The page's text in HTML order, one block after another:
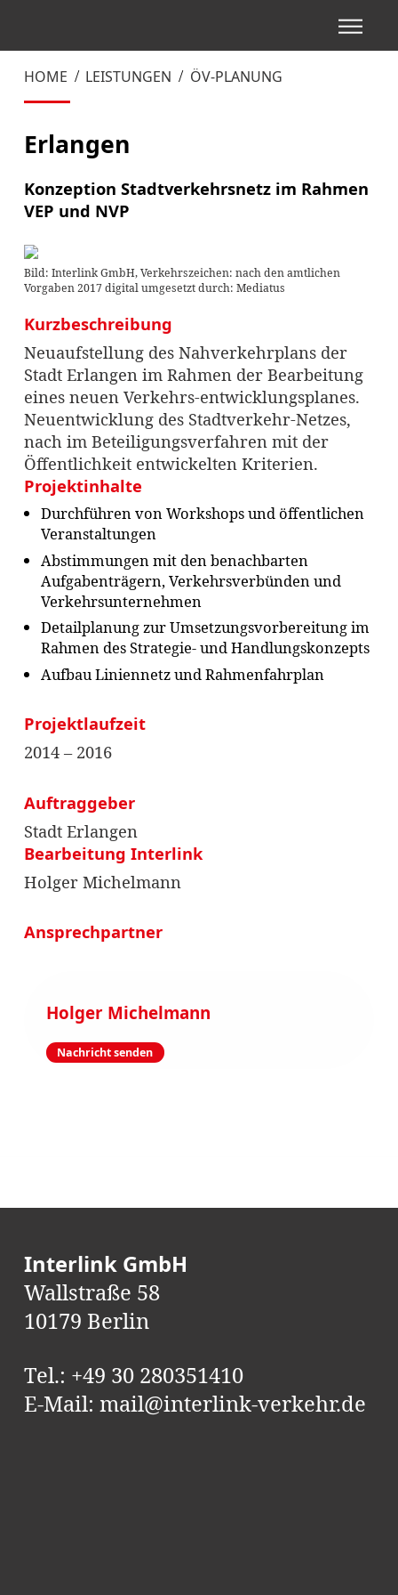
HOME LEISTUNGEN ÖV-PLANUNG
Erlangen
Konzeption Stadtverkehrsnetz im Rahmen
VEP und NVP
Bild: Interlink GmbH, Verkehrszeichen: nach den amtlichen
Vorgaben 2017 digital umgesetzt durch: Mediatus
Kurzbeschreibung
Neuaufstellung des Nahverkehrplans der
Stadt Erlangen im Rahmen der Bearbeitung
eines neuen Verkehrs-entwicklungsplanes.
Neuentwicklung des Stadtverkehr-Netzes,
nach im Beteiligungsverfahren mit der
Öffentlichkeit entwickelten Kriterien.
Projektinhalte
Durchführen von Workshops und öffentlichen
Veranstaltungen
Abstimmungen mit den benachbarten
Aufgabenträgern, Verkehrsverbünden und
Verkehrsunternehmen
Detailplanung zur Umsetzungsvorbereitung im
Rahmen des Strategie- und Handlungskonzepts
Aufbau Liniennetz und Rahmenfahrplan
Projektlaufzeit
2014 – 2016
Auftraggeber
Stadt Erlangen
Bearbeitung Interlink
Holger Michelmann
Ansprechpartner
Holger Michelmann
Nachricht senden
Interlink GmbH
Wallstraße 58
10179 Berlin
Tel.: +49 30 280351410
E-Mail: mail@interlink-verkehr.de